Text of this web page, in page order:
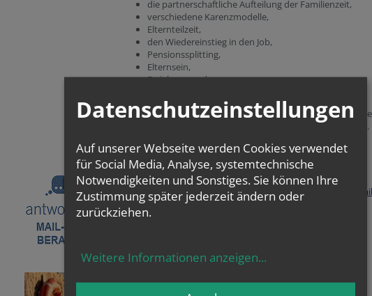
die partnerschaftliche Aufteilung der Familienzeit,
verschiedene Karenzmodelle,
Elternteilzeit,
den Wiedereinstieg in den Job,
Pensionssplitting,
Elternsein,
Erziehung und
Darüber hinaus können auch individuelle Anliegen und
rund um den neuen Lebensabschnitt besprochen werden. ...
Email u. Chat Beratung
Buchen sie einen freien Chat Termin oder stellen Sie eine Email
Anfrage.
uns so funktioniert es ...
Notfallnummern
Datenschutzeinstellungen
Auf unserer Webseite werden Cookies verwendet
für Social Media, Analyse, systemtechnische
Notwendigkeiten und Sonstiges. Sie können Ihre
Zustimmung später jederzeit ändern oder
zurückziehen.
Weitere Informationen anzeigen...